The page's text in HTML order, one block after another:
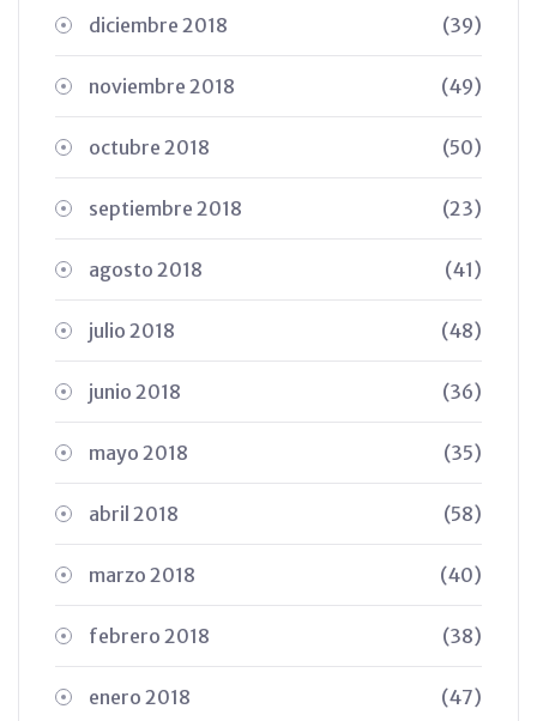
diciembre 2018 (39)
noviembre 2018 (49)
octubre 2018 (50)
septiembre 2018 (23)
agosto 2018 (41)
julio 2018 (48)
junio 2018 (36)
mayo 2018 (35)
abril 2018 (58)
marzo 2018 (40)
febrero 2018 (38)
enero 2018 (47)